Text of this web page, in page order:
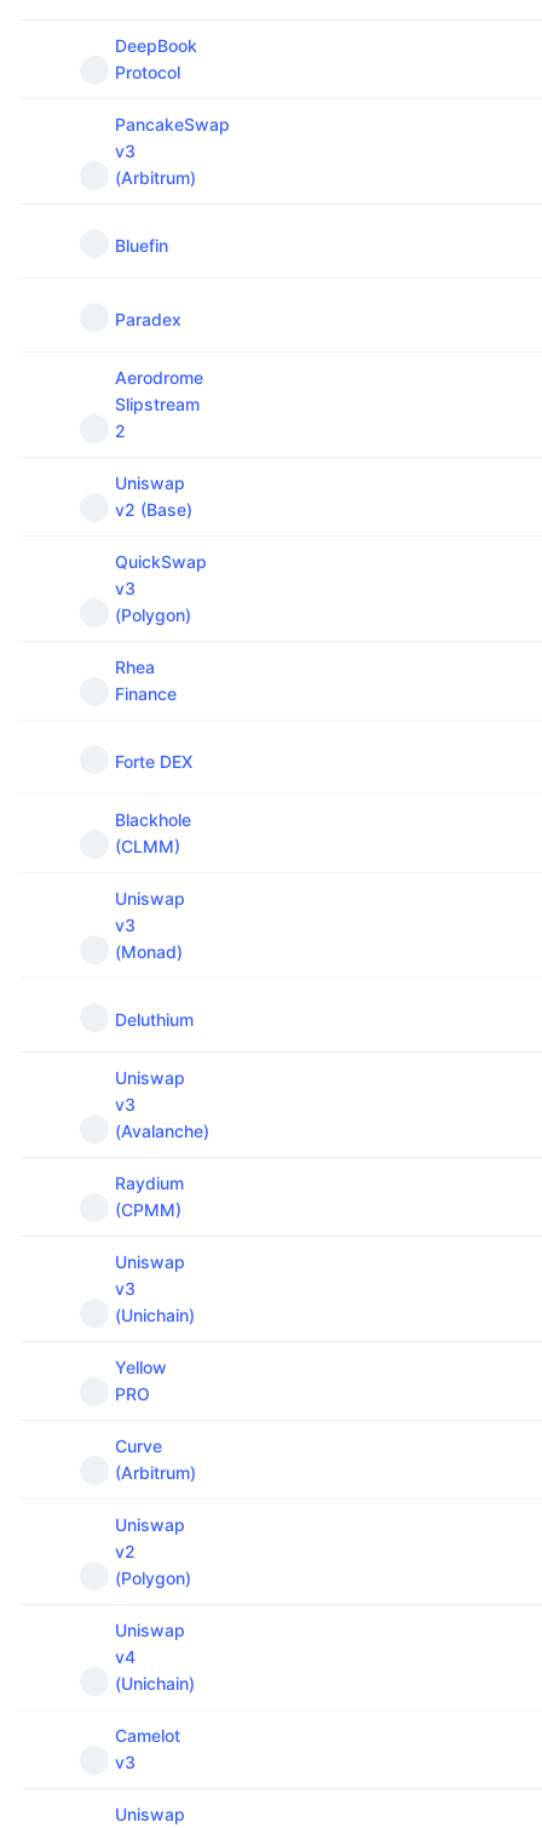
DeepBook
Protocol
PancakeSwap
v3
(Arbitrum)
Bluefin
Paradex
Aerodrome
Slipstream
2
Uniswap
v2 (Base)
QuickSwap
v3
(Polygon)
Rhea
Finance
Forte DEX
Blackhole
(CLMM)
Uniswap
v3
(Monad)
Deluthium
Uniswap
v3
(Avalanche)
Raydium
(CPMM)
Uniswap
v3
(Unichain)
Yellow
PRO
Curve
(Arbitrum)
Uniswap
v2
(Polygon)
Uniswap
v4
(Unichain)
Camelot
v3
Uniswap